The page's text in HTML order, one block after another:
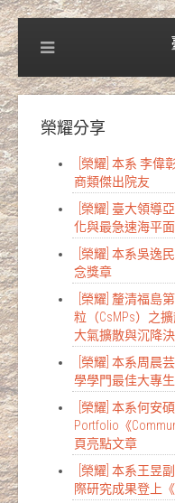
榮耀分享
[榮耀] 本系 李偉
商類傑出院友
[榮耀] 臺大領導
化與最急速海平
[榮耀] 本系吳逸
念獎章
[榮耀] 釐清福島
粒（CsMPs）之
大氣擴散與沉降
[榮耀] 本系周晨
學學門最佳大專
[榮耀] 本系何安
Portfolio《
頁亮點文章
[榮耀] 本系王昱
際研究成果登上